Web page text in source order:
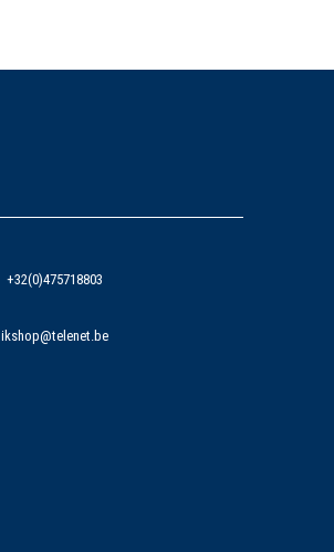
+32(0)475718803
ikshop@telenet.be